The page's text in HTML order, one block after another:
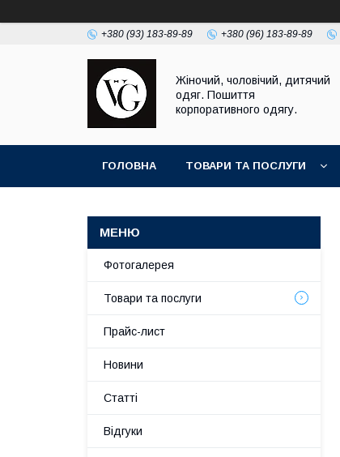
+380 (93) 183-89-89 +380 (96) 183-89-89
Жіночий, чоловічий, дитячий
одяг. Пошиття
корпоративного одягу.
ГОЛОВНА ТОВАРИ ТА ПОСЛУГИ
Фотогалерея
Товари та послуги
Прайс-лист
Новини
Статті
Відгуки